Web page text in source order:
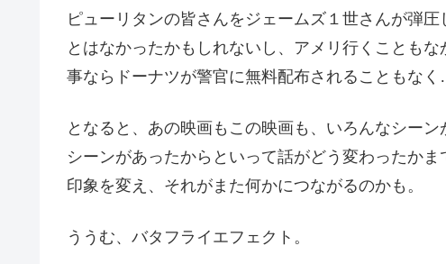
ピューリタンの皆さんをジェームズ１世さんが弾
とはなかったかもしれないし、アメリ行くことも
事ならドーナツが警官に無料配布されることもな
となると、あの映画もこの映画も、いろんなシー
シーンがあったからといって話がどう変わったか
印象を変え、それがまた何かにつながるのかも。
ううむ、バタフライエフェクト。